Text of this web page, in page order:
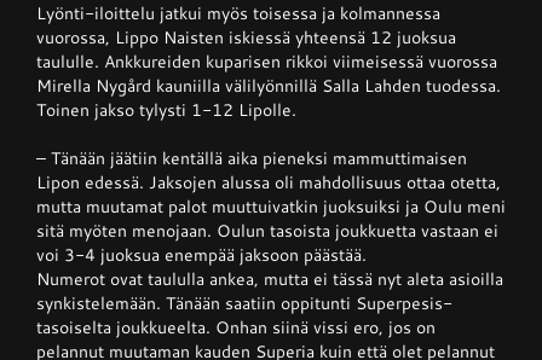
Lyönti-iloittelu jatkui myös toisessa ja kolmannessa
vuorossa, Lippo Naisten iskiessä yhteensä 12 juoksua
taululle. Ankkureiden kuparisen rikkoi viimeisessä vuorossa
Mirella Nygård kauniilla välilyönnillä Salla Lahden tuodessa.
Toinen jakso tylysti 1-12 Lipolle.
– Tänään jäätiin kentällä aika pieneksi mammuttimaisen
Lipon edessä. Jaksojen alussa oli mahdollisuus ottaa otetta,
mutta muutamat palot muuttuivatkin juoksuiksi ja Oulu meni
sitä myöten menojaan. Oulun tasoista joukkuetta vastaan ei
voi 3-4 juoksua enempää jaksoon päästää.
Numerot ovat taululla ankea, mutta ei tässä nyt aleta asioilla
synkistelemään. Tänään saatiin oppitunti Superpesis-
tasoiselta joukkueelta. Onhan siinä vissi ero, jos on
pelannut muutaman kauden Superia kuin että olet pelannut